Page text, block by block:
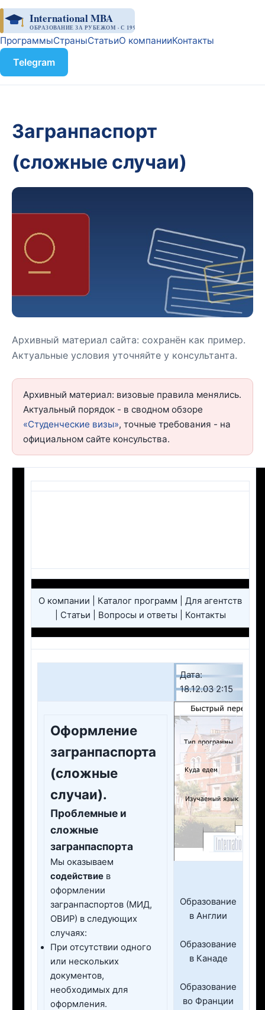
International MBA
ОБРАЗОВАНИЕ ЗА РУБЕЖОМ · С 1998
ПрограммыСтраныСтатьиО компанииКонтакты
Telegram
Загранпаспорт
(сложные случаи)
Архивный материал сайта: сохранён как пример.
Актуальные условия уточняйте у консультанта.
Архивный материал: визовые правила менялись.
Актуальный порядок - в сводном обзоре
«Студенческие визы», точные требования - на
официальном сайте консульства.
О компании | Каталог программ | Для агентств
| Статьи | Вопросы и ответы | Контакты
Дата:
18.12.03 2:15
Оформление
загранпаспорта
(сложные
случаи).
Проблемные и
сложные
загранпаспорта
Мы оказываем
содействие в
оформлении
загранпаспортов (МИД,
ОВИР) в следующих
случаях:
При отсутствии одного
или нескольких
документов,
необходимых для
оформления.
Образование
в Англии
Образование
в Канаде
Образование
во Франции